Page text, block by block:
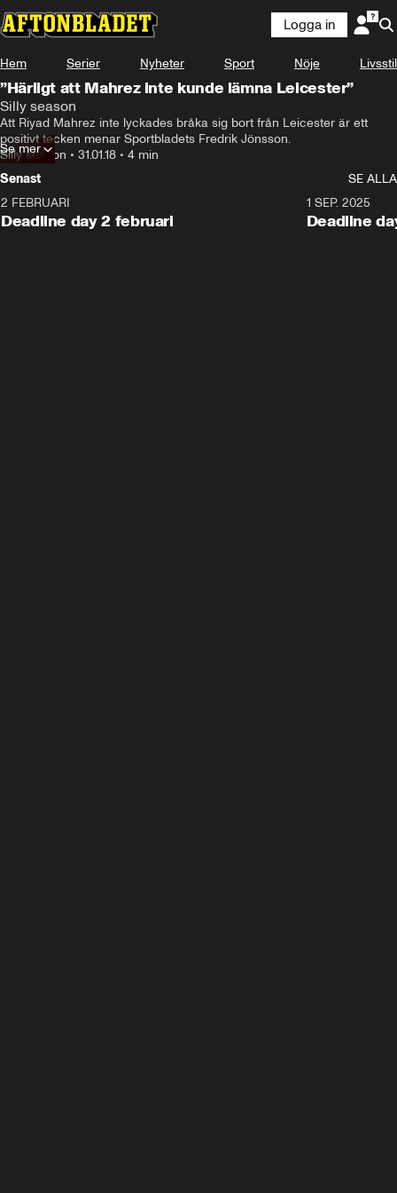
Logga in
Hem Serier Nyheter Sport Nöje Livsstil
”Härligt att Mahrez inte kunde lämna Leicester”
Silly season
Att Riyad Mahrez inte lyckades bråka sig bort från Leicester är ett
positivt tecken menar Sportbladets Fredrik Jönsson.
Silly season • 31.01.18 • 4 min
Se mer
Senast
SE ALLA
2 FEBRUARI
Deadline day 2 februari
1 SEP. 2025
Deadline